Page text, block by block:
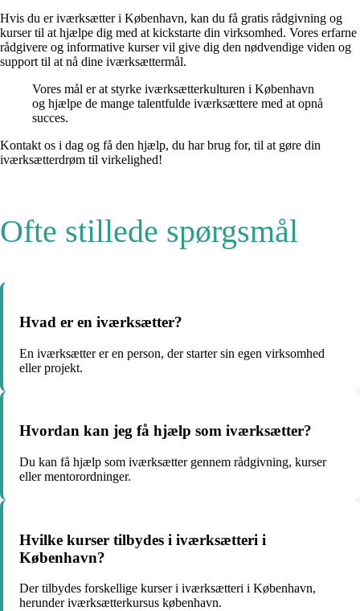
Hvis du er iværksætter i København, kan du få gratis rådgivning og
kurser til at hjælpe dig med at kickstarte din virksomhed. Vores erfarne
rådgivere og informative kurser vil give dig den nødvendige viden og
support til at nå dine iværksættermål.
Vores mål er at styrke iværksætterkulturen i København
og hjælpe de mange talentfulde iværksættere med at opnå
succes.
Kontakt os i dag og få den hjælp, du har brug for, til at gøre din
iværksætterdrøm til virkelighed!
Ofte stillede spørgsmål
Hvad er en iværksætter?
En iværksætter er en person, der starter sin egen virksomhed
eller projekt.
Hvordan kan jeg få hjælp som iværksætter?
Du kan få hjælp som iværksætter gennem rådgivning, kurser
eller mentorordninger.
Hvilke kurser tilbydes i iværksætteri i
København?
Der tilbydes forskellige kurser i iværksætteri i København,
herunder iværksætterkursus københavn.